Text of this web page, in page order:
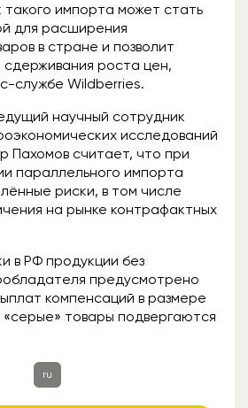
такого импорта может стать
для расширения
в стране и позволит
роста цен,
службе Wildberries.
научный сотрудник
исследований
Пахомов считает, что при
параллельного импорта
риски, в том числе
на рынке контрафактных
в РФ продукции без
предусмотрено
компенсаций в размере
товары подвергаются
ru